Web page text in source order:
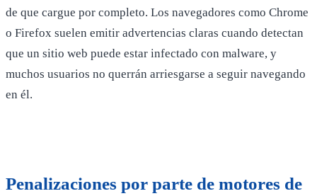
de que cargue por completo. Los navegadores como Chrome
o Firefox suelen emitir advertencias claras cuando detectan
que un sitio web puede estar infectado con malware, y
muchos usuarios no querrán arriesgarse a seguir navegando
en él.
Penalizaciones por parte de motores de